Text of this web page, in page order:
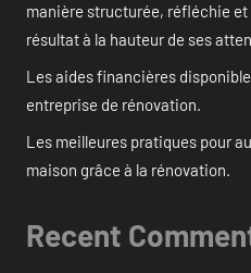
manière structurée, réfléchie
résultat à la hauteur de ses
Les aides financières
entreprise de rénovation.
Les meilleures pratiques pour
maison grâce à la rénovation.
Recent